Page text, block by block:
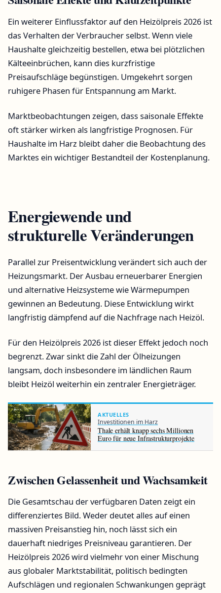
Ein weiterer Einflussfaktor auf den Heizölpreis 2026 ist
das Verhalten der Verbraucher selbst. Wenn viele
Haushalte gleichzeitig bestellen, etwa bei plötzlichen
Kälteeinbrüchen, kann dies kurzfristige
Preisaufschläge begünstigen. Umgekehrt sorgen
ruhigere Phasen für Entspannung am Markt.
Marktbeobachtungen zeigen, dass saisonale Effekte
oft stärker wirken als langfristige Prognosen. Für
Haushalte im Harz bleibt daher die Beobachtung des
Marktes ein wichtiger Bestandteil der Kostenplanung.
Energiewende und
strukturelle Veränderungen
Parallel zur Preisentwicklung verändert sich auch der
Heizungsmarkt. Der Ausbau erneuerbarer Energien
und alternative Heizsysteme wie Wärmepumpen
gewinnen an Bedeutung. Diese Entwicklung wirkt
langfristig dämpfend auf die Nachfrage nach Heizöl.
Für den Heizölpreis 2026 ist dieser Effekt jedoch noch
begrenzt. Zwar sinkt die Zahl der Ölheizungen
langsam, doch insbesondere im ländlichen Raum
bleibt Heizöl weiterhin ein zentraler Energieträger.
AKTUELLES
Investitionen im Harz
Thale erhält knapp sechs Millionen
Euro für neue Infrastrukturprojekte
Zwischen Gelassenheit und Wachsamkeit
Die Gesamtschau der verfügbaren Daten zeigt ein
differenziertes Bild. Weder deutet alles auf einen
massiven Preisanstieg hin, noch lässt sich ein
dauerhaft niedriges Preisniveau garantieren. Der
Heizölpreis 2026 wird vielmehr von einer Mischung
aus globaler Marktstabilität, politisch bedingten
Aufschlägen und regionalen Schwankungen geprägt